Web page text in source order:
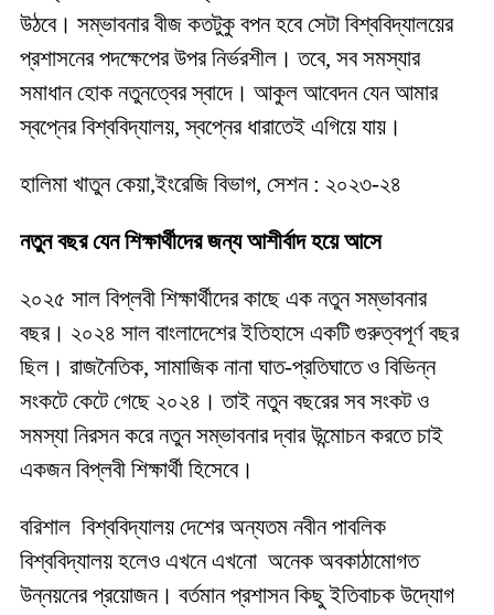
উঠবে। সম্ভাবনার বীজ কতটুকু বপন হবে সেটা বিশ্ববিদ্যালয়ের
প্রশাসনের পদক্ষেপের উপর নির্ভরশীল। তবে, সব সমস্যার
সমাধান হোক নতুনত্বের স্বাদে। আকুল আবেদন যেন আমার
স্বপ্নের বিশ্ববিদ্যালয়, স্বপ্নের ধারাতেই এগিয়ে যায়।
হালিমা খাতুন কেয়া,ইংরেজি বিভাগ, সেশন : ২০২৩-২৪
নতুন বছর যেন শিক্ষার্থীদের জন্য আশীর্বাদ হয়ে আসে
২০২৫ সাল বিপ্লবী শিক্ষার্থীদের কাছে এক নতুন সম্ভাবনার
বছর। ২০২৪ সাল বাংলাদেশের ইতিহাসে একটি গুরুত্বপূর্ণ বছর
ছিল। রাজনৈতিক, সামাজিক নানা ঘাত-প্রতিঘাতে ও বিভিন্ন
সংকটে কেটে গেছে ২০২৪। তাই নতুন বছরের সব সংকট ও
সমস্যা নিরসন করে নতুন সম্ভাবনার দ্বার উন্মোচন করতে চাই
একজন বিপ্লবী শিক্ষার্থী হিসেবে।
বরিশাল বিশ্ববিদ্যালয় দেশের অন্যতম নবীন পাবলিক
বিশ্ববিদ্যালয় হলেও এখনে এখনো অনেক অবকাঠামোগত
উন্নয়নের প্রয়োজন। বর্তমান প্রশাসন কিছু ইতিবাচক উদ্যোগ